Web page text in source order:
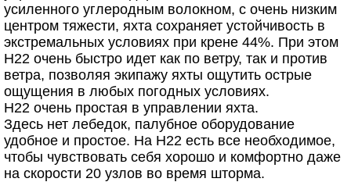
усиленного углеродным волокном, с очень низким
центром тяжести, яхта сохраняет устойчивость в
экстремальных условиях при крене 44%. При этом
H22 очень быстро идет как по ветру, так и против
ветра, позволяя экипажу яхты ощутить острые
ощущения в любых погодных условиях.
H22 очень простая в управлении яхта.
Здесь нет лебедок, палубное оборудование
удобное и простое. На H22 есть все необходимое,
чтобы чувствовать себя хорошо и комфортно даже
на скорости 20 узлов во время шторма.